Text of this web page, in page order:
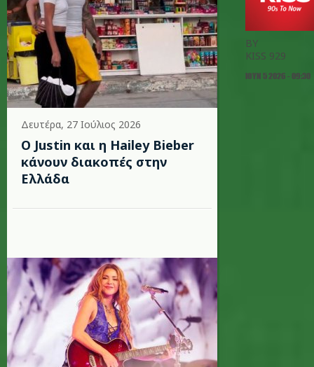
Δευτέρα, 27 Ιούλιος 2026
Ο Justin και η Hailey Bieber
κάνουν διακοπές στην
Ελλάδα
BY
KISS 929
ΙΟΥΝ 5 2026 - 09:30